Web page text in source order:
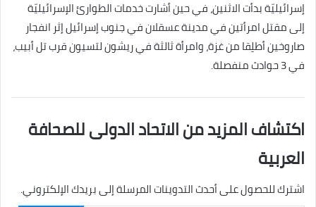
إسرائيليّة بدأت الاثنين، في حين أشارت خدمات الطوارئ الإسرائيليّة
إلى مقتل امرأتين في مدينة عسقلان في جنوب إسرائيل إثر انفجار
صاروخين أطلِقا من غزة، وامرأة ثالثة في ريشون لتسيون قرب تل أبيب،
في 3 حوادث منفصلة.
اكتشاف المزيد من الاتحاد الدولى للصحافة
العربية
اشترك للحصول على أحدث التدوينات المرسلة إلى بريدك الإلكتروني.